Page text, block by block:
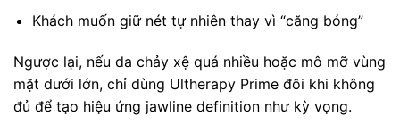
Khách muốn giữ nét tự nhiên thay vì “căng bóng”
Ngược lại, nếu da chảy xệ quá nhiều hoặc mô mỡ vùng
mặt dưới lớn, chỉ dùng Ultherapy Prime đôi khi không
đủ để tạo hiệu ứng jawline definition như kỳ vọng.